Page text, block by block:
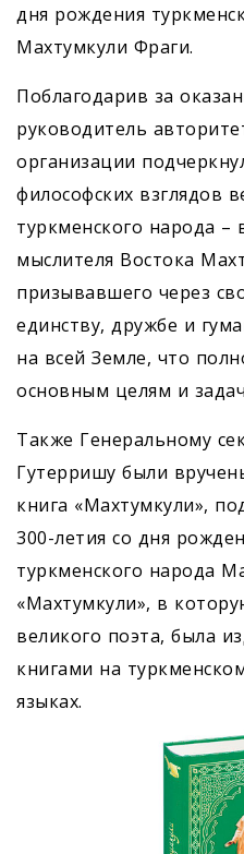
дня рождения
Махтумкули Фраги.
Поблагодарив за
руководитель
организации
философских взглядов
туркменского народа
мыслителя Востока
призывавшего через
единству, дружбе и
на всей Земле, что
основным целям и
Также Генеральному
Гутерришу были
книга «Махтумкули»,
300-летия со дня
туркменского народа
«Махтумкули», в
великого поэта, была
книгами на
языках.